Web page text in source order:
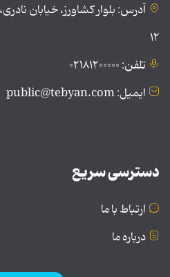
آدرس: بلوار کشاورز، خیابان
۱۲
تلفن: ۰۲۱۸۱۲۰۰۰۰۰
ایمیل: public@tebyan.com
دسترسی سریع
ارتباط با ما
درباره ما